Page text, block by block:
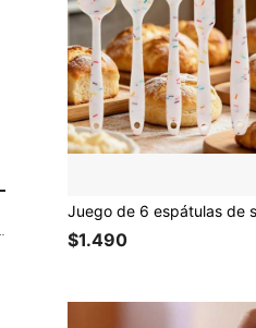
$1.490